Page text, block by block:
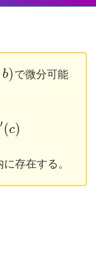
b)で微分可能
′ (c)
に存在する。